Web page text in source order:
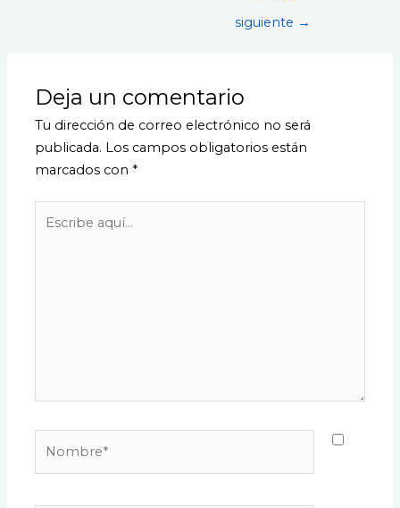
siguiente →
Deja un comentario
Tu dirección de correo electrónico no será
publicada. Los campos obligatorios están
marcados con *